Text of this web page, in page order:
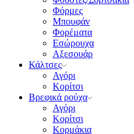
Φόρμες
Μπουφάν
Φορέματα
Εσώρουχα
Αξεσουάρ
Κάλτσες
Αγόρι
Κορίτσι
Βρεφικά ρούχα
Αγόρι
Κορίτσι
Κορμάκια